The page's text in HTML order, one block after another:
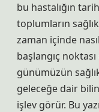
bu hastalığın
toplumların
zaman içinde
başlangıç
günümüzün
geleceğe dair
işlev görür. Bu